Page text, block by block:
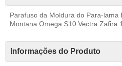
Parafuso da Moldura do Para-lama
Montana Omega S10 Vectra Zafira
Informações do Produto